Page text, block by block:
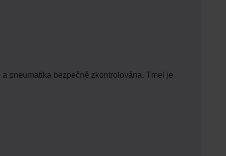
pneumatika bezpečně zkontrolována. Tmel je